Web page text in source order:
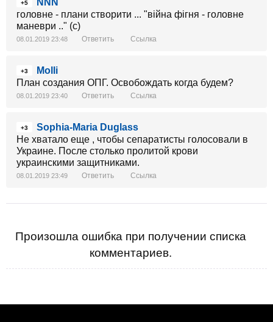
+5
NNN
головне - плани створити ... "війна фігня - головне
маневри .." (с)
08.01.2019 23:48 Ответить Ссылка
+3
Molli
План создания ОПГ. Освобождать когда будем?
08.01.2019 23:40 Ответить Ссылка
+3
Sophia-Maria Duglass
Не хватало еще , чтобы сепаратисты голосовали в
Украине. После столько пролитой крови
украинскими защитниками.
08.01.2019 23:49 Ответить Ссылка
Произошла ошибка при получении списка
комментариев.